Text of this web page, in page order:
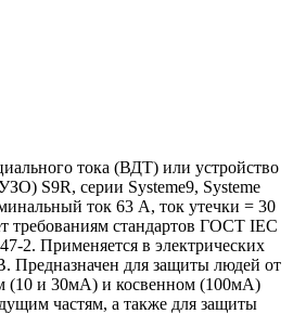
тока (ВДТ) или устройство
S9R, серии Systeme9, Systeme
ток 63 А, ток утечки = 30
требованиям стандартов ГОСТ IEC
2. Применяется в электрических
Предназначен для защиты людей от
(10 и 30мА) и косвенном (100мА)
частям, а также для защиты